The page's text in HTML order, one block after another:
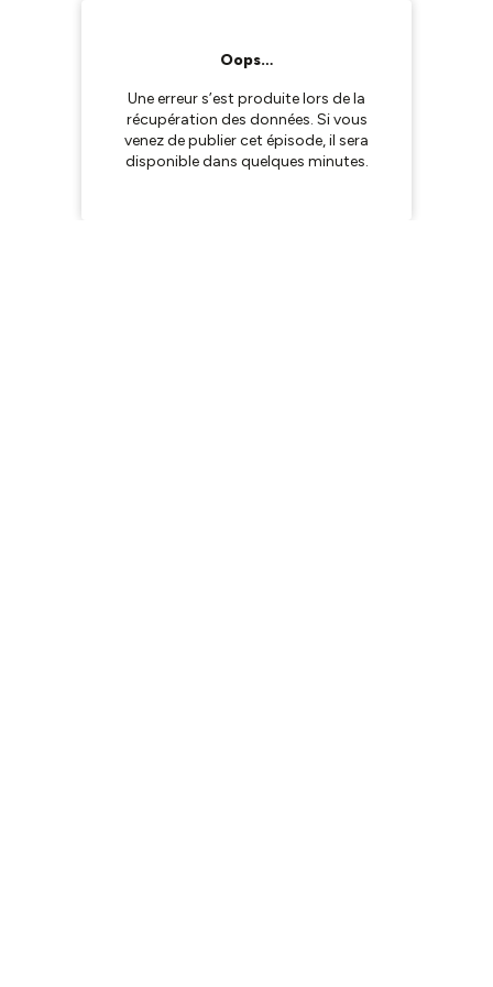
Oops…
Une erreur s’est produite lors de la
récupération des données. Si vous
venez de publier cet épisode, il sera
disponible dans quelques minutes.